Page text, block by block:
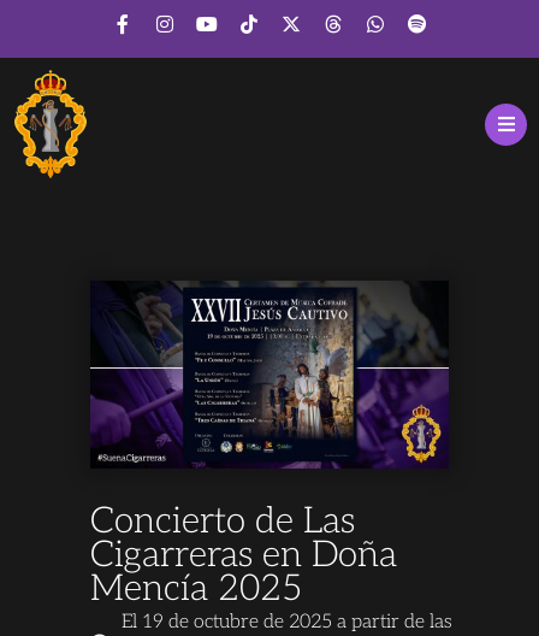
Concierto de Las
Cigarreras en Doña
Mencía 2025
El 19 de octubre de 2025 a partir de las